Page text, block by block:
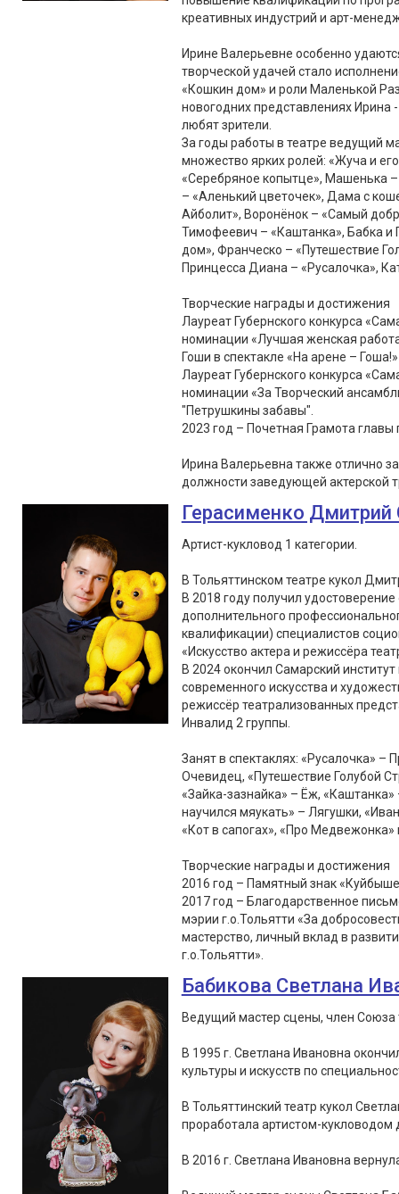
креативных индустрий и арт-
Ирине Валерьевне особенно
творческой удачей стало
«Кошкин дом» и роли Маленькой
новогодних представлениях Ирина
любят зрители.
За годы работы в театре ведущий
множество ярких ролей: «Жуча и
«Серебряное копытце», Машенька
– «Аленький цветочек», Дама с
Айболит», Воронёнок – «Самый
Тимофеевич – «Каштанка», Бабка и
дом», Франческо – «Путешествие
Принцесса Диана – «Русалочка»,
Творческие награды и достижения
Лауреат Губернского конкурса
номинации «Лучшая женская
Гоши в спектакле «На арене – Гоша!»
Лауреат Губернского конкурса
номинации «За Творческий
"Петрушкины забавы".
2023 год – Почетная Грамота главы
Ирина Валерьевна также отлично
должности заведующей актерской
Герасименко Дмитрий
Артист-кукловод 1 категории.
В Тольяттинском театре кукол
В 2018 году получил
дополнительного
квалификации) специалистов
«Искусство актера и режиссёра
В 2024 окончил Самарский
современного искусства и
режиссёр театрализованных
Инвалид 2 группы.
Занят в спектаклях: «Русалочка»
Очевидец, «Путешествие Голубой
«Зайка-зазнайка» – Ёж,
научился мяукать» – Лягушки,
«Кот в сапогах», «Про Медвежонка»
Творческие награды и достижения
2016 год – Памятный знак
2017 год – Благодарственное
мэрии г.о.Тольятти «За
мастерство, личный вклад в
г.о.Тольятти».
Бабикова Светлана
Ведущий мастер сцены, член Союза
В 1995 г. Светлана Ивановна
культуры и искусств по
В Тольяттинский театр кукол
проработала артистом-кукловодом
В 2016 г. Светлана Ивановна